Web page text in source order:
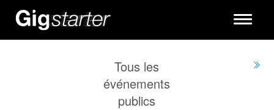
Toggle
Tous les
événements
publics